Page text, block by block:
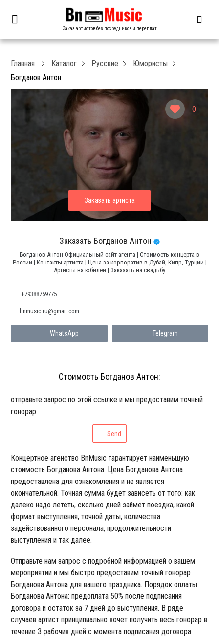
Заказ артистов без посредников и переплат
0
Главная Каталог Русские
Юмористы
Богданов Антон
Заказать Богданов Антон
Богданов Антон Официальный сайт агента | Стоимость концерта в
России | Контакты артиста | Цена за корпоратив в Дубай, Кипр, Турции |
Артисты на юбилей | Заказать на свадьбу
+79388759775
WhatsApp Telegram
bnmusic.ru@gmail.com
Стоимость Богданов Антон:
отправьте запрос по этой ссылке и мы предоставим точный
гонорар
Send
Концертное агенство BnMusic гарантирует наименьшую
стоимость Богданова Антона. Цена Богданова Антона
предоставлена для ознакомления и не является
окончательной. Точная сумма будет зависеть от того: как
далеко надо лететь, сколько дней займет поездка, какой
формат выступления, точной даты, количества
задействованного персонала, продолжительности
выступления и так далее.
Отправьте нам запрос с подробной информацией о вашем
мероприятии и мы быстро предоставим точный гонорар
Богданова Антона для вашего праздника. Порядок оплаты
Богданова Антона: предоплата 50% после подписания
договора и остаток за 7 дней до выступления. В ряде
случаев артист принципиально хочет получить весь гонорар в
течение 3 рабочих дней с момента подписания договора.